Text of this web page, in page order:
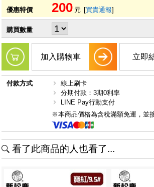
優惠特價 200 元 [買貴通報]
購買數量
加入購物車 立即
付款方式
線上刷卡
分期付款：3期0利率
LINE Pay行動支付
※本商品價格為含稅滿額免運，並
看了此商品的人也看了...